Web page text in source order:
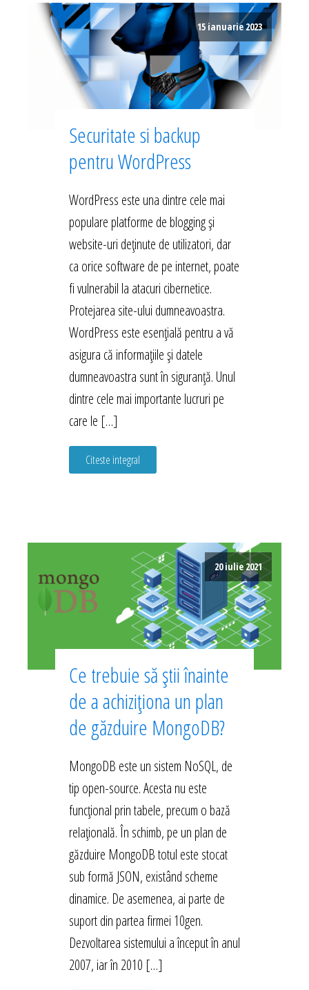
15 ianuarie 2023
Securitate si backup
pentru WordPress
WordPress este una dintre cele mai
populare platforme de blogging și
website-uri deținute de utilizatori, dar
ca orice software de pe internet, poate
fi vulnerabil la atacuri cibernetice.
Protejarea site-ului dumneavoastra.
WordPress este esențială pentru a vă
asigura că informațiile și datele
dumneavoastra sunt în siguranță. Unul
dintre cele mai importante lucruri pe
care le […]
Citeste integral
20 iulie 2021
Ce trebuie să știi înainte
de a achiziționa un plan
de găzduire MongoDB?
MongoDB este un sistem NoSQL, de
tip open-source. Acesta nu este
funcțional prin tabele, precum o bază
relațională. În schimb, pe un plan de
găzduire MongoDB totul este stocat
sub formă JSON, existând scheme
dinamice. De asemenea, ai parte de
suport din partea firmei 10gen.
Dezvoltarea sistemului a început în anul
2007, iar în 2010 […]